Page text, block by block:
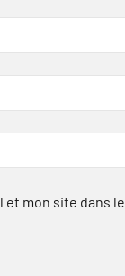
mon site dans